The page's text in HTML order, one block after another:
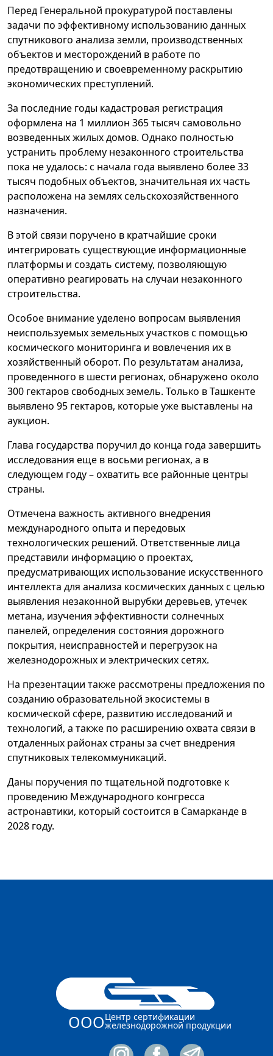
Перед Генеральной прокуратурой поставлены
задачи по эффективному использованию данных
спутникового анализа земли, производственных
объектов и месторождений в работе по
предотвращению и своевременному раскрытию
экономических преступлений.
За последние годы кадастровая регистрация
оформлена на 1 миллион 365 тысяч самовольно
возведенных жилых домов. Однако полностью
устранить проблему незаконного строительства
пока не удалось: с начала года выявлено более 33
тысяч подобных объектов, значительная их часть
расположена на землях сельскохозяйственного
назначения.
В этой связи поручено в кратчайшие сроки
интегрировать существующие информационные
платформы и создать систему, позволяющую
оперативно реагировать на случаи незаконного
строительства.
Особое внимание уделено вопросам выявления
неиспользуемых земельных участков с помощью
космического мониторинга и вовлечения их в
хозяйственный оборот. По результатам анализа,
проведенного в шести регионах, обнаружено около
300 гектаров свободных земель. Только в Ташкенте
выявлено 95 гектаров, которые уже выставлены на
аукцион.
Глава государства поручил до конца года завершить
исследования еще в восьми регионах, а в
следующем году – охватить все районные центры
страны.
Отмечена важность активного внедрения
международного опыта и передовых
технологических решений. Ответственные лица
представили информацию о проектах,
предусматривающих использование искусственного
интеллекта для анализа космических данных с целью
выявления незаконной вырубки деревьев, утечек
метана, изучения эффективности солнечных
панелей, определения состояния дорожного
покрытия, неисправностей и перегрузок на
железнодорожных и электрических сетях.
На презентации также рассмотрены предложения по
созданию образовательной экосистемы в
космической сфере, развитию исследований и
технологий, а также по расширению охвата связи в
отдаленных районах страны за счет внедрения
спутниковых телекоммуникаций.
Даны поручения по тщательной подготовке к
проведению Международного конгресса
астронавтики, который состоится в Самарканде в
2028 году.
ОООЦентр сертификации
железнодорожной продукции